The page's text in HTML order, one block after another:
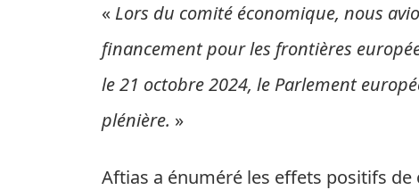
« Lors du comité économique, nous
financement pour les frontières
le 21 octobre 2024, le Parlement
plénière. »
Aftias a énuméré les effets positifs de